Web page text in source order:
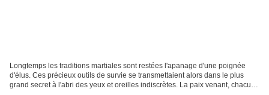
Longtemps les traditions martiales sont restées l'apanage d'une poignée
d'élus. Ces précieux outils de survie se transmettaient alors dans le plus
grand secret à l'abri des yeux et oreilles indiscrètes. La paix venant, chacun